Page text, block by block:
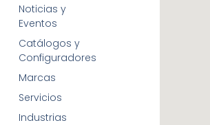
Noticias y
Eventos
Catálogos y
Configuradores
Marcas
Servicios
Industrias